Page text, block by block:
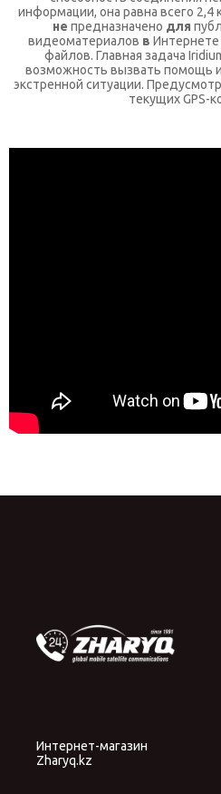
информации, она равна всего 2,4
не предназначено для
видеоматериалов в
файлов. Главная задача
возможность вызвать помощь
экстренной ситуации.
текущих GPS-
Интернет-магазин
Zharyq.kz